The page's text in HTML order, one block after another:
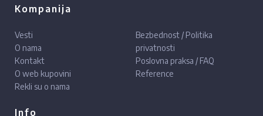
Kompanija
Vesti
O nama
Kontakt
O web kupovini
Rekli su o nama
Bezbednost / Politika
privatnosti
Poslovna praksa / FAQ
Reference
Info